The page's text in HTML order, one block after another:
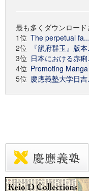
最も多くダウンロー
1位 The perpetual fa...
2位
『韻府群玉』版
3位 日本における赤痢
4位 Promoting
5位 慶應義塾大学日吉